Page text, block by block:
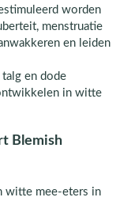
worden
menstruatie
en leiden
en dode
in witte
Blemish
witte mee-eters in